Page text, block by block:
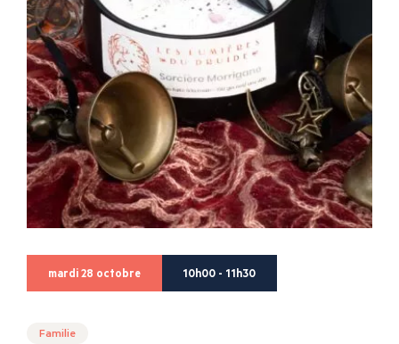
mardi 28 octobre 10h00 - 11h30
Familie